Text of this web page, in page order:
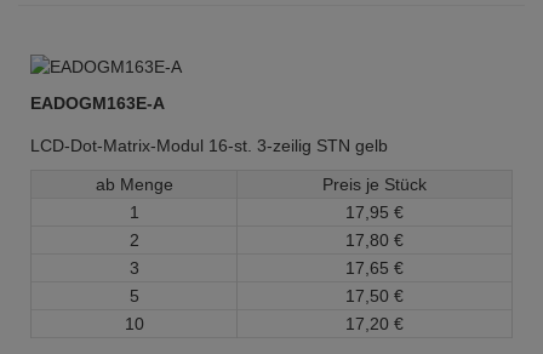
EADOGM163E-A
LCD-Dot-Matrix-Modul 16-st. 3-zeilig STN gelb
ab Menge
Preis je Stück
1
17, 95 €
2
17, 80 €
3
17, 65 €
5
17, 50 €
10
17, 20 €